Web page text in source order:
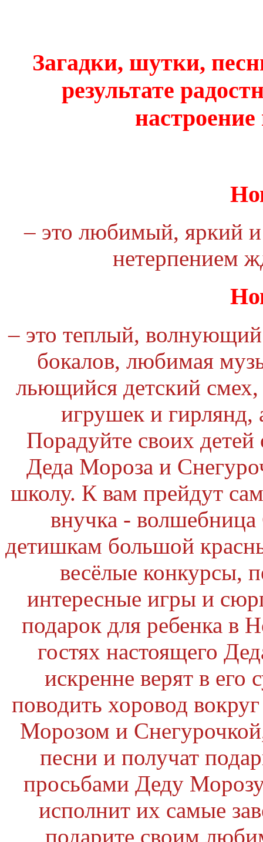
Загадки, шутки,
результате
– это любимый, яркий и
нетерпением
– это теплый,
бокалов, любимая
льющийся детский
игрушек и гирлянд,
Порадуйте своих
Деда Мороза и
школу. К вам прейдут
внучка -
детишкам большой
весёлые конкурсы,
интересные игры и
подарок для ребенка в
гостях настоящего
искренне верят в его
поводить хоровод
Морозом и
песни и получат
просьбами Деду
исполнит их самые
подарите своим